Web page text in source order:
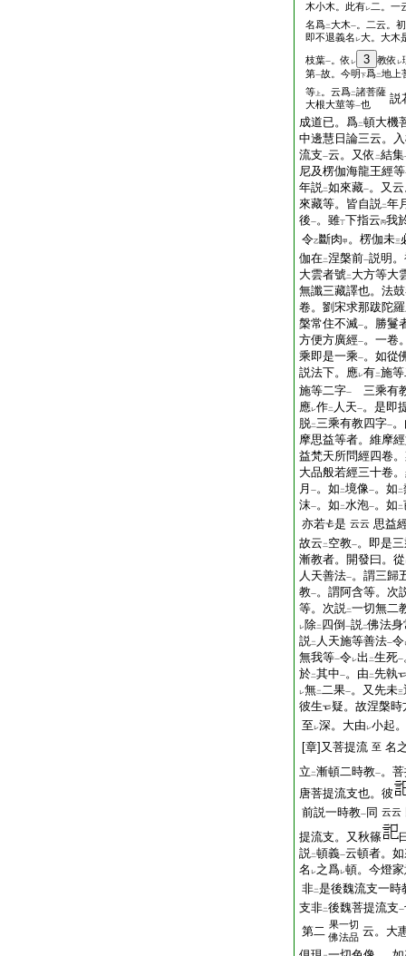
木小木。此有レ二。一
名爲二大木一 。二云。
即不退義名 レ大。大木
枝葉一 。依 レ 3 教依 レ
第一故。今明下爲二地上
等 上 。云爲二諸菩薩
大根大莖等一也
説
成道已。爲二頓大機
中邊慧日論三云。
流支一云。又依 二結集
尼及楞伽海龍王經等
年説二如來藏一。又
來藏等。皆自説二年
後一。雖丁下指云丙我
令乙斷肉甲 。楞伽未三
伽在二涅槃前一説明
大雲者號二 大方等大
無讖三藏譯也。法
卷。劉宋求那跋陀
槃常住不滅一。勝鬘
方便方廣經一。一卷
乘即是一乘一。如從
説法下。應レ有二施
施等二字一
三乘有
應レ作二 人天一。是即
脱二三乘有教四字一
摩思益等者。維摩
益梵天所問經四卷
大品般若經三十卷
月 一。如 二境像一。如 二
沫一。如 二水泡一。如 二
亦若
是 云云 思益
故云 二 空教一。即是
漸教者。開發曰。從
人天善法一。謂三歸
教一。謂阿含等。次
等。次説二一切無二
レ除二 四倒 一説二佛法身
説二 人天施等善法一令
無我等一令レ出 二生死一
於二其中一。由 二先執
レ無二二果一。又先未三
彼生
疑。故涅槃
至 レ深。大由 レ小起
[章]又菩提流 至 名
立 二漸頓二時教一。
唐菩提流支也。彼
前説一時教一 同 云云
提流支。又秋篠
説二頓義一云頓者。
名 レ之爲レ頓。今燈
非二是後魏流支一時
支非二後魏菩提流支一
第二 果一切
佛法品 云。大